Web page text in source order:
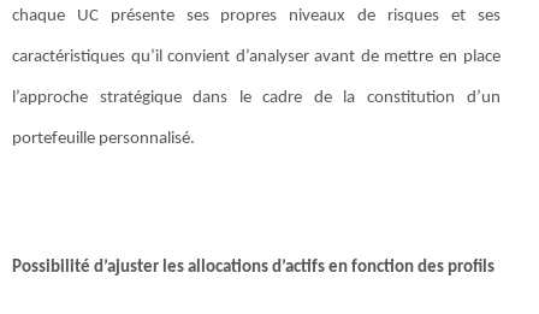
chaque UC présente ses propres niveaux de risques et ses
caractéristiques qu’il convient d’analyser avant de mettre en place
l’approche stratégique dans le cadre de la constitution d’un
portefeuille personnalisé.
Possibilité d’ajuster les allocations d’actifs en fonction des profils